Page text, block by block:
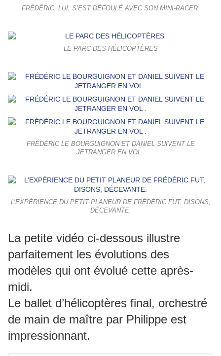
FRÉDÉRIC, LUI, S’EST DÉFOULÉ AVEC SON MINI-RACER.
LE PARC DES HÉLICOPTÈRES
FRÉDÉRIC LE BOURGUIGNON ET DANIEL SUIVENT LE
JETRANGER EN VOL .
L’EXPÉRIENCE DU PETIT PLANEUR DE FRÉDÉRIC FUT, DISONS,
DÉCEVANTE.
La petite vidéo ci-dessous illustre
parfaitement les évolutions des
modèles qui ont évolué cette après-
midi.
Le ballet d’hélicoptères final, orchestré
de main de maître par Philippe est
impressionnant.